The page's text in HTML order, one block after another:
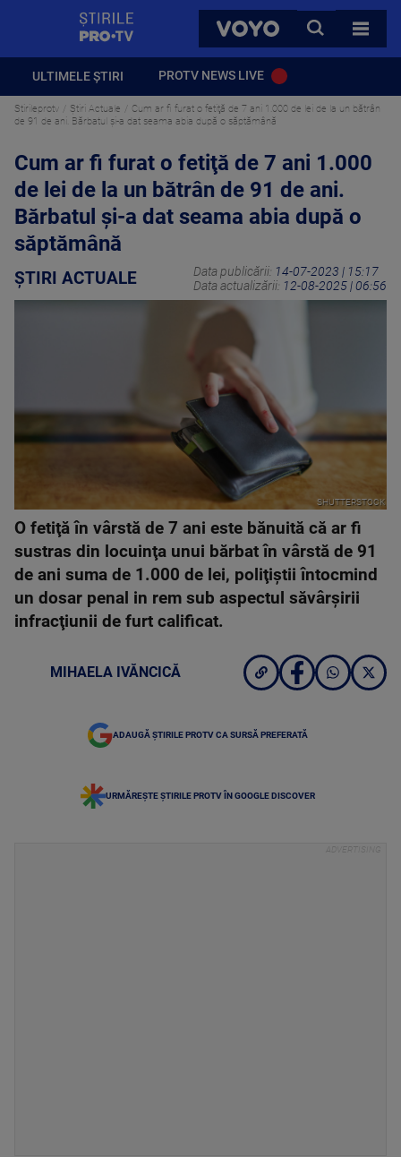
VOYO
CAUTA
TOATE
ULTIMELE ȘTIRI PROTV NEWS LIVE
Stirileprotv Știri Actuale
Cum ar fi furat o fetiţă de 7 ani 1.000 de lei de la un bătrân
de 91 de ani. Bărbatul și-a dat seama abia după o săptămână
Cum ar fi furat o fetiţă de 7 ani 1.000
de lei de la un bătrân de 91 de ani.
Bărbatul și-a dat seama abia după o
săptămână
ȘTIRI ACTUALE Data publicării: 14-07-2023 | 15:17
Data actualizării: 12-08-2025 | 06:56
SHUTTERSTOCK
O fetiţă în vârstă de 7 ani este bănuită că ar fi
sustras din locuinţa unui bărbat în vârstă de 91
de ani suma de 1.000 de lei, poliţiştii întocmind
un dosar penal in rem sub aspectul săvârşirii
infracţiunii de furt calificat.
MIHAELA IVĂNCICĂ
ADAUGĂ ȘTIRILE PROTV CA SURSĂ PREFERATĂ
URMĂREȘTE ȘTIRILE PROTV ÎN GOOGLE DISCOVER